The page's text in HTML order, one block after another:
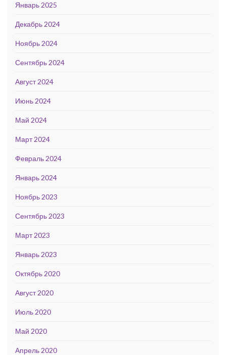
Январь 2025
Декабрь 2024
Ноябрь 2024
Сентябрь 2024
Август 2024
Июнь 2024
Май 2024
Март 2024
Февраль 2024
Январь 2024
Ноябрь 2023
Сентябрь 2023
Март 2023
Январь 2023
Октябрь 2020
Август 2020
Июль 2020
Май 2020
Апрель 2020